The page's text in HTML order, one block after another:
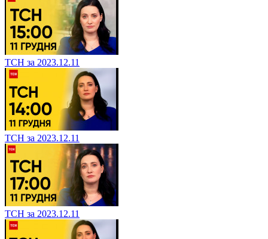
ТСН за 2023.12.11
ТСН за 2023.12.11
ТСН за 2023.12.11